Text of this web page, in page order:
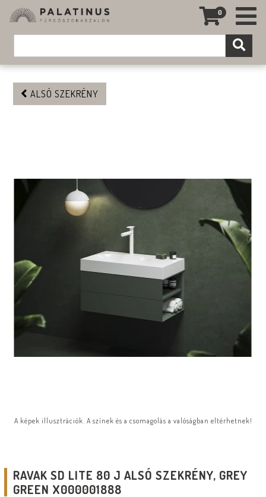
0
ALSÓ SZEKRÉNY
A képek illusztrációk. A színek és a csomagolás a valóságban eltérhetnek!
RAVAK SD LITE 80 J ALSÓ SZEKRÉNY, GREY
GREEN X000001888